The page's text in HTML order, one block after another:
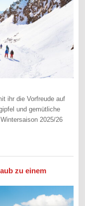
ihr die Vorfreude auf
und gemütliche
2025/26
zu einem